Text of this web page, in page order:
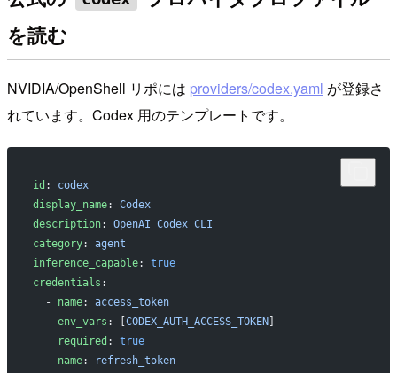
を読む
NVIDIA/OpenShell リポには providers/codex.yaml が登録さ
れています。Codex 用のテンプレートです。
id : codex
display_name: Codex
description: OpenAI Codex CLI
category: agent
inference_capable: true
credentials :
  -
name: access_token
    env_vars
: [ CODEX_AUTH_ACCESS_TOKEN
    required
: true
  -
name:
refresh_token